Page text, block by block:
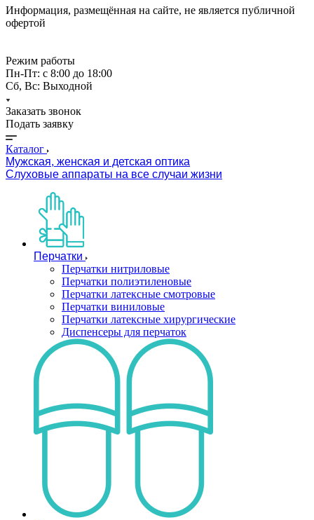
Информация, размещённая на сайте, не является публичной
офертой
Режим работы
Пн-Пт: с 8:00 до 18:00
Сб, Вс: Выходной
Заказать звонок
Подать заявку
Каталог
Мужская, женская и детская оптика
Слуховые аппараты на все случаи жизни
Перчатки
Перчатки нитриловые
Перчатки полиэтиленовые
Перчатки латексные смотровые
Перчатки виниловые
Перчатки латексные хирургические
Диспенсеры для перчаток